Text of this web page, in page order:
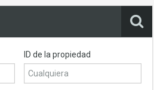
ID de la propiedad